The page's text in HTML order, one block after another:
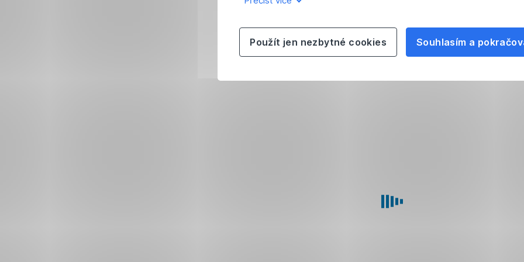
Souhlasím a
Použít jen nezbytné cookies